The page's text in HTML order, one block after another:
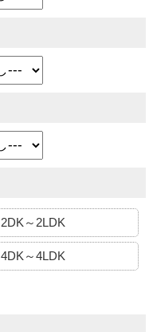
2DK～2LDK
4DK～4LDK